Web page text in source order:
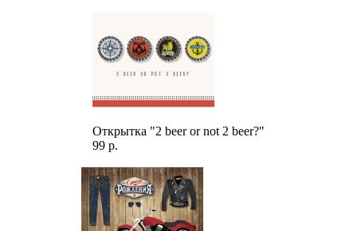
Открытка "2 beer or not 2 beer?"
99 р.